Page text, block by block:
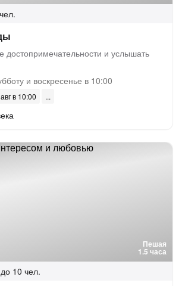
достопримечательности и услышать
и воскресенье в 10:00
в 10:00
Пешая
1.5 часа
до 10 чел.